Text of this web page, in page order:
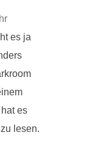
es ja
es
lesen.